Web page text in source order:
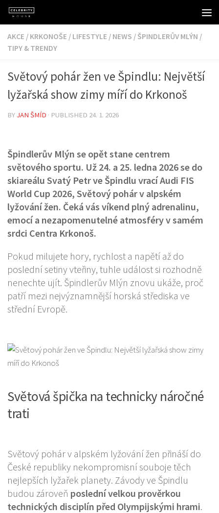
Skip to content
AKCE / KRKONOŠE / LIFESTYLE / NEWS / ŠPINDLERŮV MLÝN /
TIPY & TRENDY
Světový pohár žen ve Špindlu: Největší
lyžařská show zimy míří do Krkonoš
BY JAN ŠMÍD · PUBLISHED 24. 1. 2026
Špindlerův Mlýn se opět stane centrem
světového sportu. Už 24. a 25. ledna 2026 se do
skiareálu Svatý Petr ve Špindlu vrací Audi FIS
World Cup 2026, Světový pohár v alpském
lyžování žen. Čeká vás víkend plný adrenalinu,
emocí a nezapomenutelné atmosféry v samém
srdci Centra Krkonoš.
Pokud milujete hory, rychlost a napětí až do
poslední setiny vteřiny, tuhle událost si rozhodně
nenechte ujít. Špindlerův Mlýn znovu ukáže, proč
patří mezi nejvýznamnější horská střediska ve
střední Evropě.
Světová špička na technicky náročné
trati
Světový pohár v alpském lyžování žen přináší do
České republiky nekompromisní souboje těch
nejlepších lyžařek planety. Závody ve Špindlu
budou zároveň poslední velkou prověrkou
technických disciplín před Olympijskými hrami.